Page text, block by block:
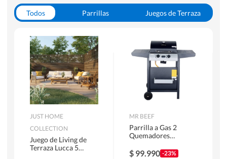
Todos Parrillas
Juegos de Terraza
JUST HOME
COLLECTION
Juego de Living de
Terraza Lucca 5
MR BEEF
Parrilla a Gas 2
Quemadores
$ 99.990 -23%